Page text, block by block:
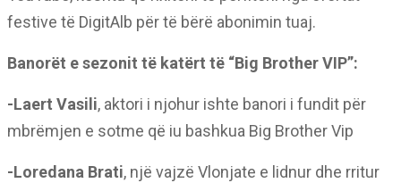
festive të DigitAlb për të bërë abonimin tuaj.
Banorët e sezonit të katërt të “Big Brother VIP”:
-Laert Vasili, aktori i njohur ishte banori i fundit për
mbrëmjen e sotme që iu bashkua Big Brother Vip
-Loredana Brati, një vajzë Vlonjate e lidnur dhe rritur